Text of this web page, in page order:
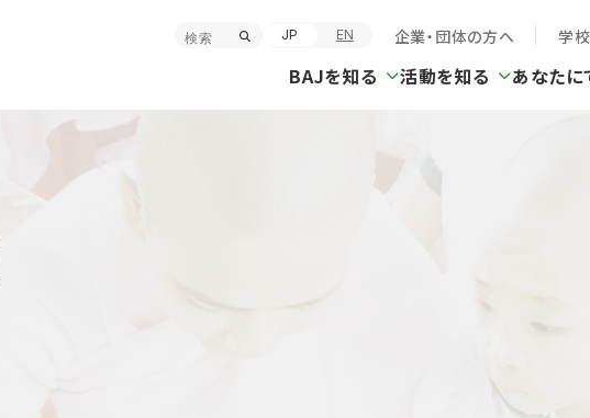
JP EN 企業・団体の方へ 学
BAJを知る 活動を知る あなたに